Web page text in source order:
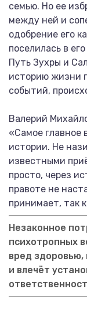
семью. Но ее
между ней и
одобрение его
поселилась в
Путь Зухры и
историю жизни
событий,
Валерий
«Самое главное
истории. Не
известными
просто, через
правоте не
принимает, так
Незаконное
психотропных
вред
и влечёт